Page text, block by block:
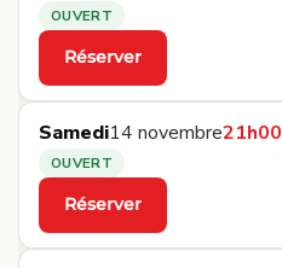
OUVERT
Réserver
·
Samedi14 novembre21h00
OUVERT
Réserver
·